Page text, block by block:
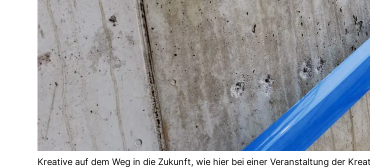
Kreative auf dem Weg in die Zukunft, wie hier bei einer Veranstaltung der